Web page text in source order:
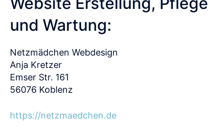
und Wartung:
Netzmädchen Webdesign
Anja Kretzer
Emser Str. 161
56076 Koblenz
https://netzmaedchen.de